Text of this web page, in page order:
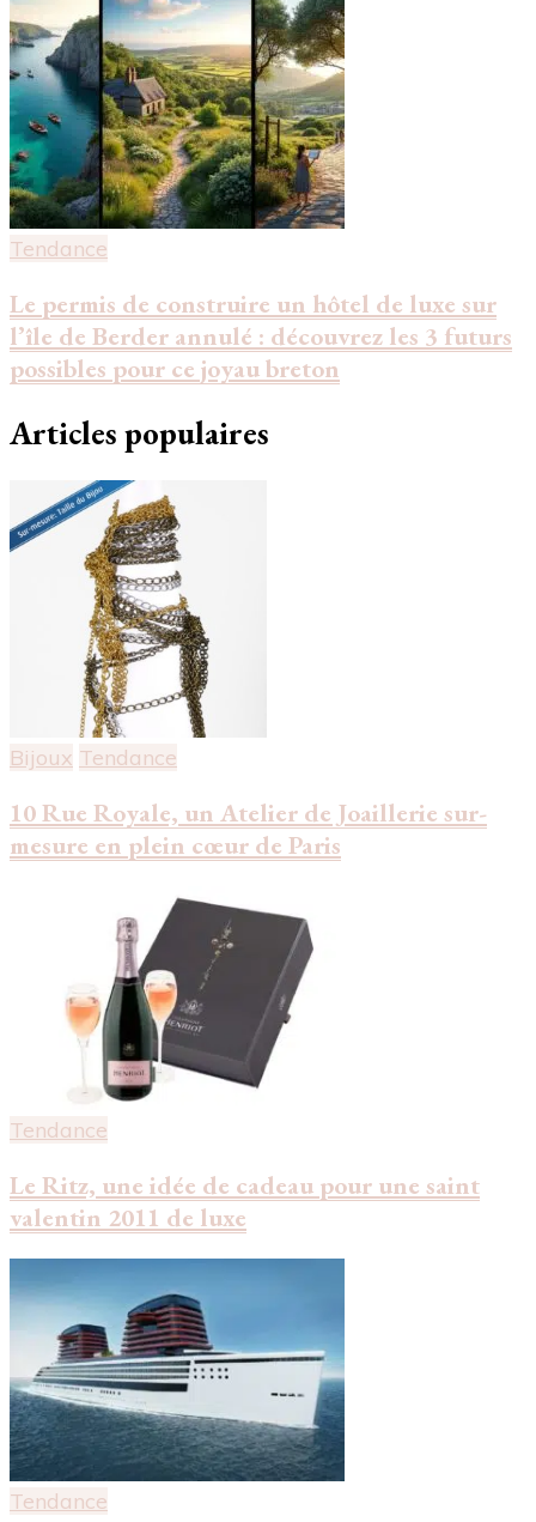
Tendance
Le permis de construire un hôtel de luxe sur
l’île de Berder annulé : découvrez les 3 futurs
possibles pour ce joyau breton
Articles populaires
Bijoux Tendance
10 Rue Royale, un Atelier de Joaillerie sur-
mesure en plein cœur de Paris
Tendance
Le Ritz, une idée de cadeau pour une saint
valentin 2011 de luxe
Tendance